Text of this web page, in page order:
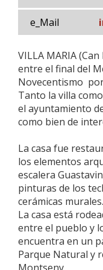
e_Mail
VILLA MARIA
entre el final del
Novecentismo
Tanto la villa
el ayuntamiento
como bien de
La casa fue
los elementos
escalera
pinturas de los
cerámicas murales.
La casa está
entre el pueblo y
encuentra en un
Parque Natural y